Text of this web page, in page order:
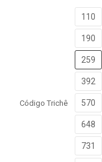
Código Trichê
110
190
259
392
570
648
731